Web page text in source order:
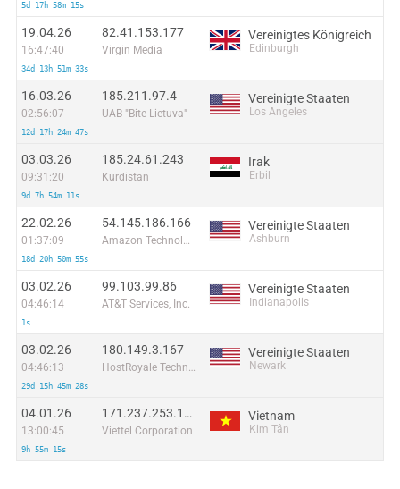
5d 17h 58m 15s
19.04.26
16:47:40
34d 13h 51m 33s
82.41.153.177
Virgin Media
Vereinigtes Königreich
Edinburgh
16.03.26
02:56:07
12d 17h 24m 47s
185.211.97.4
UAB "Bite Lietuva"
Vereinigte Staaten
Los Angeles
03.03.26
09:31:20
9d 7h 54m 11s
185.24.61.243
Kurdistan
Irak
Erbil
22.02.26
01:37:09
18d 20h 50m 55s
54.145.186.166
Amazon Technologies Inc.
Vereinigte Staaten
Ashburn
03.02.26
04:46:14
1s
99.103.99.86
AT&T Services, Inc.
Vereinigte Staaten
Indianapolis
03.02.26
04:46:13
29d 15h 45m 28s
180.149.3.167
HostRoyale Technologies Pvt Ltd
Vereinigte Staaten
Newark
04.01.26
13:00:45
9h 55m 15s
171.237.253.190
Viettel Corporation
Vietnam
Kim Tân